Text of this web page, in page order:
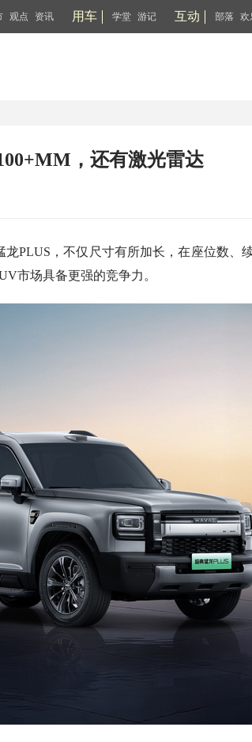
观点 资讯 用车 学堂 游记 互动 部落 欢
，还有激光雷达
PLUS，不仅尺寸有所加长，在座位数、
市场具备更强的竞争力。